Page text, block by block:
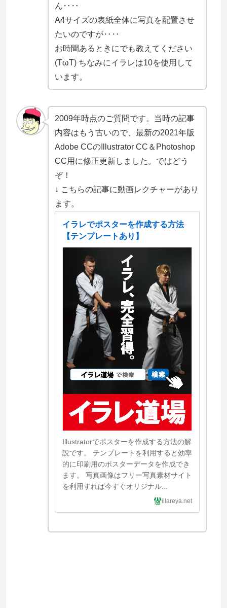
ん‥‥
A4サイズの表紙全体に写真を配置させ
たいのですが‥‥
お時間あるときにでも教えてください
(TωT) ちなみにイラレは10を使用して
います。
2009年時点のご質問です。当時の記事
内容はもう古いので、最新の2021年版
Adobe CCのIllustrator CC＆Photoshop
CC用に修正更新しました。ではどう
ぞ！
↓ こちらの記事に動画レクチャーがあり
ます。
イラレでポスターを作成する方法
【テンプレートあり】
Illustratorでポスターを作成する方法の解
説です。 テンプレートを利用すると効率
的に印刷用のポスターデータを作成でき
ます。 写真画像はフリー写真素材サイト
を利用すれば今すぐオリジナル...
illareya.net